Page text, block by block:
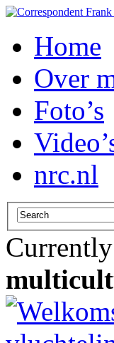
Home
Over
Foto’s
nrc.nl